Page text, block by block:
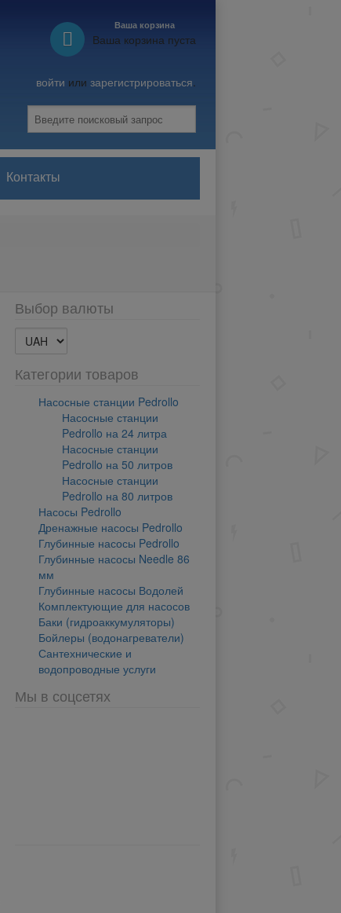
Ваша корзина
Ваша корзина пуста
войти или зарегистрироваться.
Контакты
Выбор валюты
Категории товаров
Насосные станции Pedrollo
Насосные станции
Pedrollo на 24 литра
Насосные станции
Pedrollo на 50 литров
Насосные станции
Pedrollo на 80 литров
Насосы Pedrollo
Дренажные насосы Pedrollo
Глубинные насосы Pedrollo
Глубинные насосы Needle 86
мм
Глубинные насосы Водолей
Комплектующие для насосов
Баки (гидроаккумуляторы)
Бойлеры (водонагреватели)
Сантехнические и
водопроводные услуги
Мы в соцсетях